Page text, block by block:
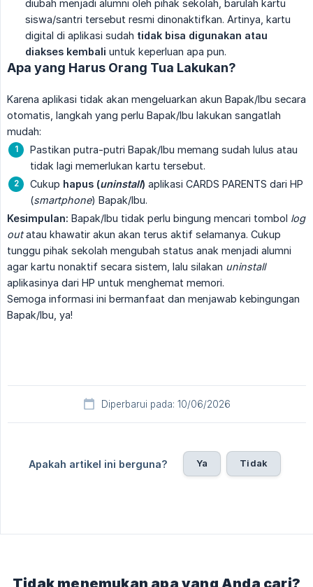
diubah menjadi alumni oleh pihak sekolah, barulah kartu
siswa/santri tersebut resmi dinonaktifkan. Artinya, kartu
digital di aplikasi sudah tidak bisa digunakan atau
diakses kembali untuk keperluan apa pun.
Apa yang Harus Orang Tua Lakukan?
Karena aplikasi tidak akan mengeluarkan akun Bapak/Ibu secara
otomatis, langkah yang perlu Bapak/Ibu lakukan sangatlah
mudah:
Pastikan putra-putri Bapak/Ibu memang sudah lulus atau
tidak lagi memerlukan kartu tersebut.
Cukup hapus (uninstall) aplikasi CARDS PARENTS dari HP
(smartphone) Bapak/Ibu.
Kesimpulan: Bapak/Ibu tidak perlu bingung mencari tombol log
outatau khawatir akun akan terus aktif selamanya. Cukup
tunggu pihak sekolah mengubah status anak menjadi alumni
agar kartu nonaktif secara sistem, lalu silakan uninstall
aplikasinya dari HP untuk menghemat memori.
Semoga informasi ini bermanfaat dan menjawab kebingungan
Bapak/Ibu, ya!
Diperbarui pada: 10/06/2026
Apakah artikel ini berguna? Ya Tidak
Tidak menemukan apa yang Anda cari?